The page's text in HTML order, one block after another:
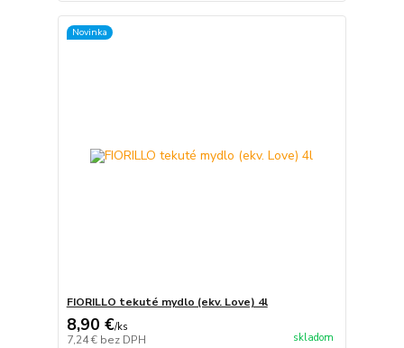
Novinka
FIORILLO tekuté mydlo (ekv. Love) 4l
8,90 €/ks
7,24 € bez DPH skladom